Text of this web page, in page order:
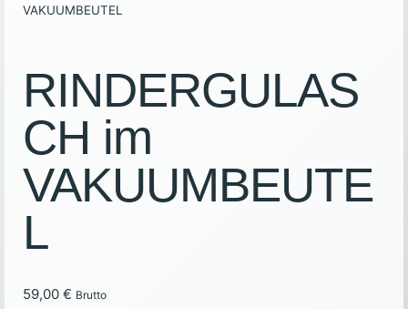
VAKUUMBEUTEL
RINDERGULAS
CH im
VAKUUMBEUTE
L
59,00 € Brutto